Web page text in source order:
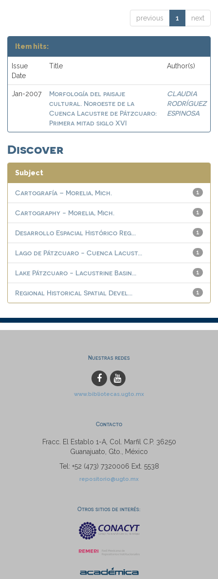
previous 1 next
Item hits:
Issue
Date
Title Author(s)
Jan-2007
Morfología del paisaje
cultural. Noroeste de la
Cuenca Lacustre de Pátzcuaro:
Primera mitad siglo XVI
CLAUDIA
RODRÍGUEZ
ESPINOSA
Discover
Subject
1
Cartografía – Morelia, Mich.
1
Cartography - Morelia, Mich.
1
Desarrollo Espacial Histórico Reg...
1
Lago de Pátzcuaro - Cuenca Lacust...
1
Lake Pátzcuaro - Lacustrine Basin...
1
Regional Historical Spatial Devel...
Nuestras redes
www.bibliotecas.ugto.mx
Contacto
Fracc. El Establo 1-A, Col. Marfil C.P. 36250
Guanajuato, Gto., México
Tel: +52 (473) 7320006 Ext. 5538
repositorio@ugto.mx
Otros sitios de interés: